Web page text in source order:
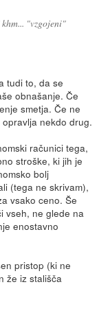
"vzgojeni"
tudi to, da se
obnašanje. Če
smetja. Če ne
nekdo drug.
računici tega,
stroške, ki jih je
bolj
(tega ne skrivam),
vsako ceno. Še
vseh, ne glede na
enostavno
pristop (ki ne
že iz stališča